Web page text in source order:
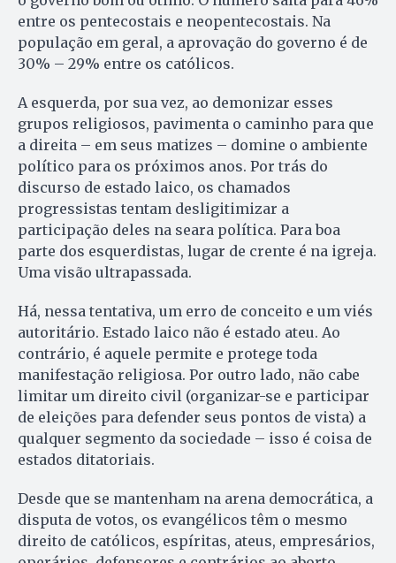
entre os pentecostais e neopentecostais. Na
população em geral, a aprovação do governo é de
30% – 29% entre os católicos.
A esquerda, por sua vez, ao demonizar esses
grupos religiosos, pavimenta o caminho para que
a direita – em seus matizes – domine o ambiente
político para os próximos anos. Por trás do
discurso de estado laico, os chamados
progressistas tentam desligitimizar a
participação deles na seara política. Para boa
parte dos esquerdistas, lugar de crente é na igreja.
Uma visão ultrapassada.
Há, nessa tentativa, um erro de conceito e um viés
autoritário. Estado laico não é estado ateu. Ao
contrário, é aquele permite e protege toda
manifestação religiosa. Por outro lado, não cabe
limitar um direito civil (organizar-se e participar
de eleições para defender seus pontos de vista) a
qualquer segmento da sociedade – isso é coisa de
estados ditatoriais.
Desde que se mantenham na arena democrática, a
disputa de votos, os evangélicos têm o mesmo
direito de católicos, espíritas, ateus, empresários,